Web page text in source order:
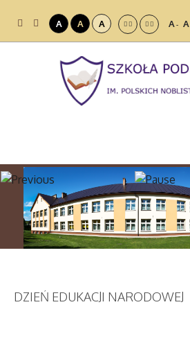
A A A A- A
DZIEŃ EDUKACJI NARODOWEJ